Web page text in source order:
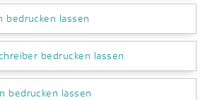
bedrucken lassen
bedrucken lassen
bedrucken lassen